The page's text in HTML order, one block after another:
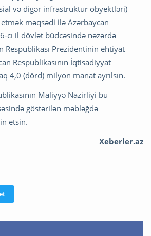
və digər infrastruktur obyektləri)
etmək məqsədi ilə Azərbaycan
cı il dövlət büdcəsində nəzərdə
Respublikası Prezidentinin ehtiyat
Respublikasının İqtisadiyyat
4,0 (dörd) milyon manat ayrılsın.
Maliyyə Nazirliyi bu
göstərilən məbləğdə
etsin.
Xeberler.az